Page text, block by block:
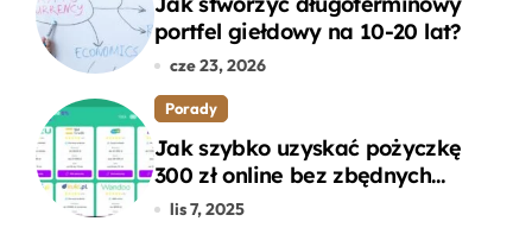
portfel giełdowy na 10-20 lat?
cze 23, 2026
Porady
Jak szybko uzyskać pożyczkę
300 zł online bez zbędnych
formalności?
lis 7, 2025